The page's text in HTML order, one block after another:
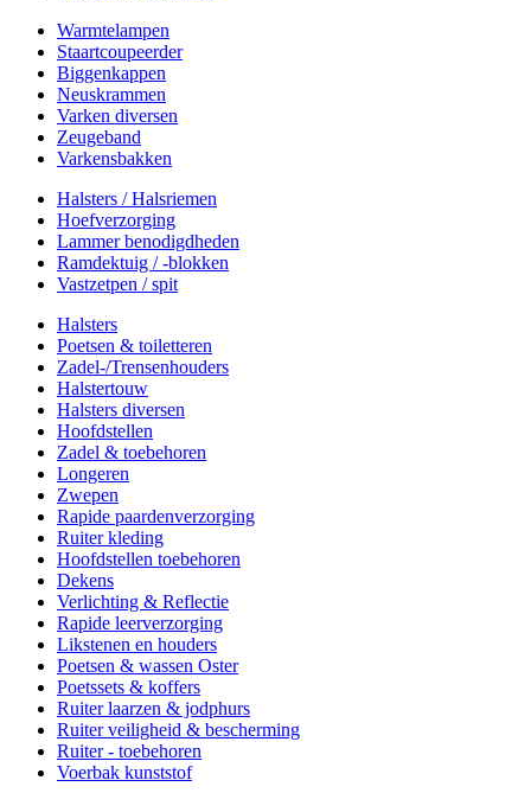
Warmtelampen
Staartcoupeerder
Biggenkappen
Neuskrammen
Varken diversen
Zeugeband
Varkensbakken
Halsters / Halsriemen
Hoefverzorging
Lammer benodigdheden
Ramdektuig / -blokken
Vastzetpen / spit
Halsters
Poetsen & toiletteren
Zadel-/Trensenhouders
Halstertouw
Halsters diversen
Hoofdstellen
Zadel & toebehoren
Longeren
Zwepen
Rapide paardenverzorging
Ruiter kleding
Hoofdstellen toebehoren
Dekens
Verlichting & Reflectie
Rapide leerverzorging
Likstenen en houders
Poetsen & wassen Oster
Poetssets & koffers
Ruiter laarzen & jodphurs
Ruiter veiligheid & bescherming
Ruiter - toebehoren
Voerbak kunststof